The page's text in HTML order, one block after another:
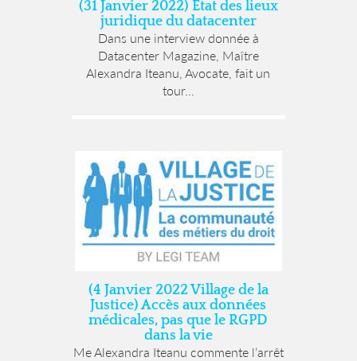
(31 Janvier 2022) Etat des lieux
juridique du datacenter
Dans une interview donnée à
Datacenter Magazine, Maître
Alexandra Iteanu, Avocate, fait un
tour...
(4 Janvier 2022 Village de la
Justice) Accès aux données
médicales, pas que le RGPD
dans la vie
Me Alexandra Iteanu commente l’arrêt